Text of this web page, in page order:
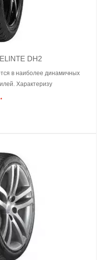
DH2
в наиболее динамичных
Характеризу